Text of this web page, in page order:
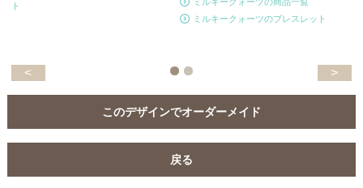
ト
ミルキークォーツのブレスレット
< >
このデザインでオーダーメイド
戻る